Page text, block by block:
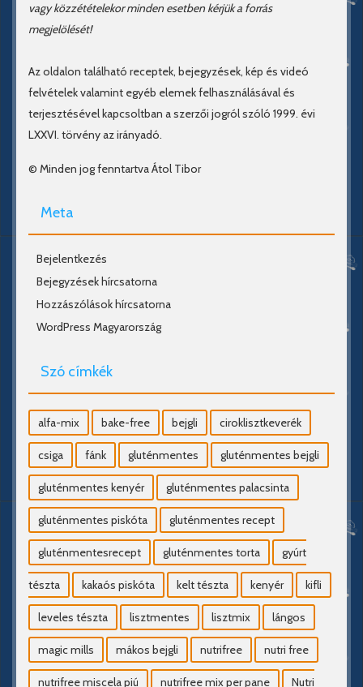
vagy közzétételekor minden esetben kérjük a forrás
megjelölését!
Az oldalon található receptek, bejegyzések, kép és videó
felvételek valamint egyéb elemek felhasználásával és
terjesztésével kapcsoltban a szerzői jogról szóló 1999. évi
LXXVI. törvény az irányadó.
© Minden jog fenntartva Átol Tibor
Meta
Bejelentkezés
Bejegyzések hírcsatorna
Hozzászólások hírcsatorna
WordPress Magyarország
Szó címkék
alfa-mix bake-free bejgli ciroklisztkeverék
csiga fánk gluténmentes gluténmentes bejgli
gluténmentes kenyér gluténmentes palacsinta
gluténmentes piskóta gluténmentes recept
gluténmentesrecept gluténmentes torta gyúrt
tészta kakaós piskóta kelt tészta kenyér kifli
leveles tészta lisztmentes lisztmix lángos
magic mills mákos bejgli nutrifree nutri free
nutrifree miscela piú nutrifree mix per pane Nutri